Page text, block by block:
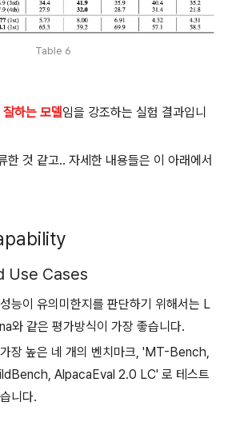
Table 6
하는 모델임을 강조하는 실험 결과입니
한 것 같고.. 자세한 내용들은 이 아래에서
Use Cases
능이 유의미한지를 판단하기 위해서는 L
같은 평가방식이 가장 좋습니다.
장 높은 네 개의 벤치마크, 'MT-Bench,
AlpacaEval 2.0 LC' 로 테스트
니다.